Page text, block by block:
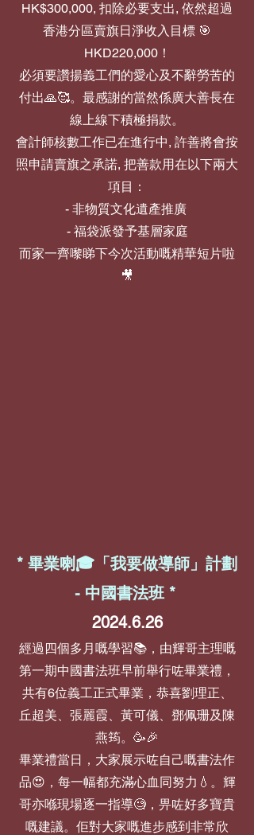
HK$300,000, 扣除必要支出, 依然超過
香港分區賣旗日淨收入目標 🎯
HKD220,000！
必須要讚揚義工們的愛心及不辭勞苦的
付出🙏🥰。最感謝的當然係廣大善長在
線上線下積極捐款。
會計師核數工作已在進行中, 許善將會按
照申請賣旗之承諾, 把善款用在以下兩大
項目：
- 非物質文化遺產推廣
- 福袋派發予基層家庭
而家一齊嚟睇下今次活動嘅精華短片啦
🎥
* 畢業喇🎓「我要做導師」計劃
- 中國書法班 *
2024.6.26
經過四個多月嘅學習📚，由輝哥主理嘅
第一期中國書法班早前舉行咗畢業禮，
共有6位義工正式畢業，恭喜劉理正、
丘超美、張麗霞、黃可儀、鄧佩珊及陳
燕筠。🥳🎉
畢業禮當日，大家展示咗自己嘅書法作
品😍，每一幅都充滿心血同努力💧。輝
哥亦喺現場逐一指導🧐，畀咗好多寶貴
嘅建議。佢對大家嘅進步感到非常欣